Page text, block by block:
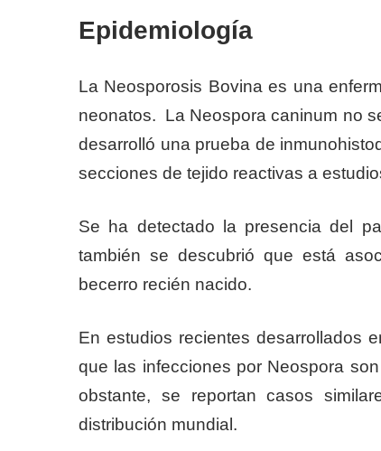
Epidemiología
La Neosporosis Bovina es una
neonatos. La Neospora caninum no
desarrolló una prueba de
secciones de tejido reactivas a
Se ha detectado la presencia del
también se descubrió que está
becerro recién nacido.
En estudios recientes desarrollados
que las infecciones por Neospora
obstante, se reportan casos
distribución mundial.